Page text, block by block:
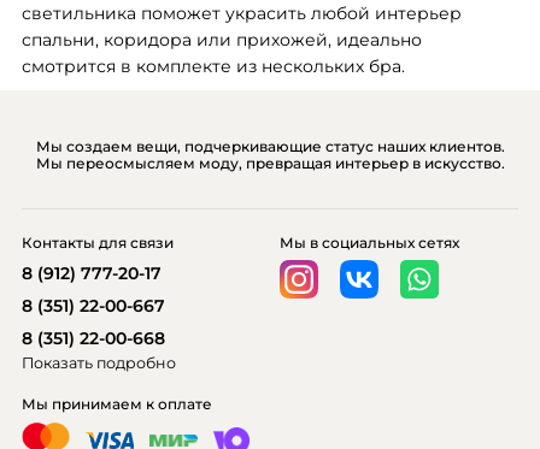
светильника поможет украсить любой интерьер
спальни, коридора или прихожей, идеально
смотрится в комплекте из нескольких бра.
Мы создаем вещи, подчеркивающие статус наших клиентов.
Мы переосмысляем моду, превращая интерьер в искусство.
Мы принимаем к оплате
Мы в социальных сетях
Контакты для связи
8 (912) 777-20-17
8 (351) 22-00-667
8 (351) 22-00-668
Показать подробно